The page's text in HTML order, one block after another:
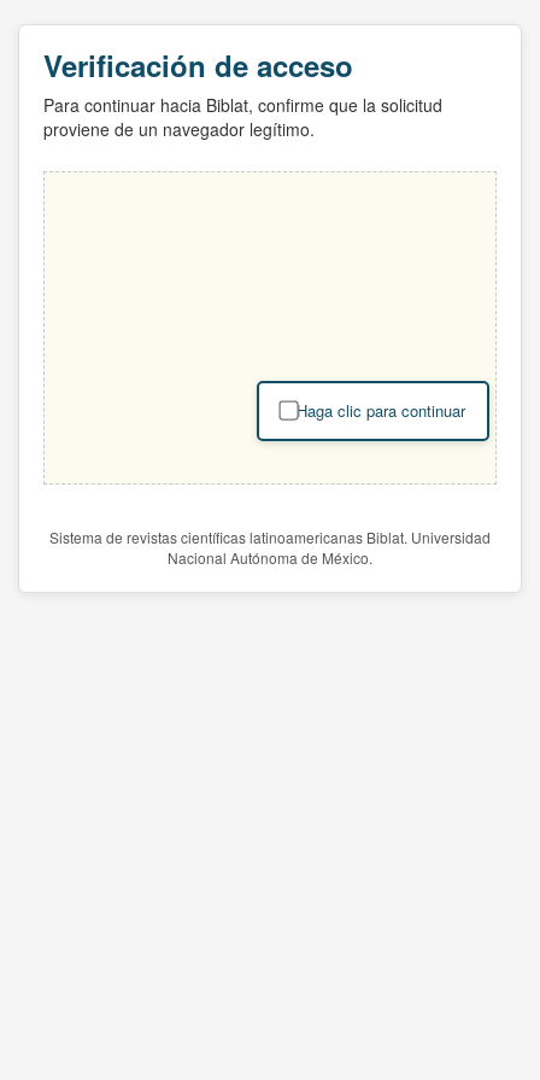
Verificación de acceso
Para continuar hacia Biblat, confirme que la solicitud
proviene de un navegador legítimo.
Haga clic para continuar
Sistema de revistas científicas latinoamericanas Biblat. Universidad
Nacional Autónoma de México.